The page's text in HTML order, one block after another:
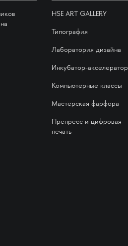
HSE ART GALLERY
Типография
Лаборатория дизайна
Инкубатор-акселератор
Компьютерные классы
Мастерская фарфора
Препресс и цифровая
печать